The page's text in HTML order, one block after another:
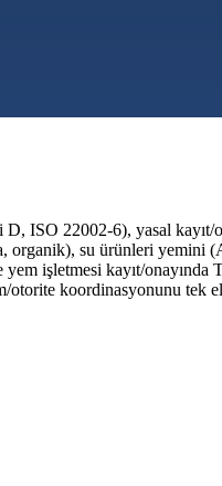
22002-6), yasal kayıt/
su ürünleri yemini
işletmesi kayıt/onayında
koordinasyonunu tek